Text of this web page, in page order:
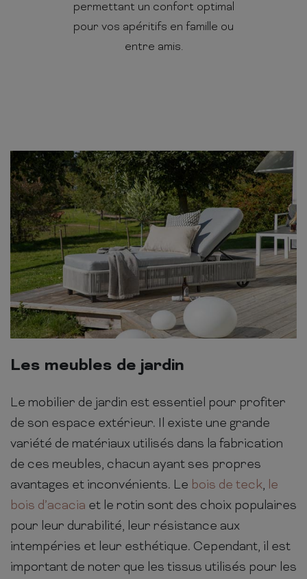
permettant un confort optimal
pour vos apéritifs en famille ou
entre amis.
Les meubles de jardin
Le mobilier de jardin est essentiel pour profiter
de son espace extérieur. Il existe une grande
variété de matériaux utilisés dans la fabrication
de ces meubles, chacun ayant ses propres
avantages et inconvénients. Le bois de teck, le
bois d’acacia et le rotin sont des choix populaires
pour leur durabilité, leur résistance aux
intempéries et leur esthétique. Cependant, il est
important de noter que les tissus utilisés pour les